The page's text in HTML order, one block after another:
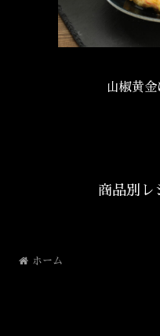
山椒黄
商品別レ
ホーム